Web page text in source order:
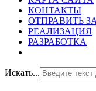
КОНТАКТЫ
ОТПРАВИТЬ
РЕАЛИЗАЦИЯ
РАЗРАБОТКА
Искать...